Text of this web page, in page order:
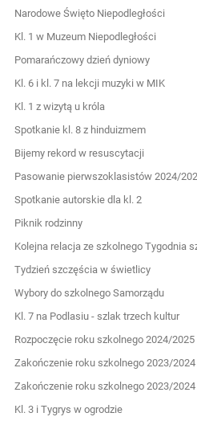
Narodowe Święto Niepodległości
Kl. 1 w Muzeum Niepodległości
Pomarańczowy dzień dyniowy
Kl. 6 i kl. 7 na lekcji muzyki w MIK
Kl. 1 z wizytą u króla
Spotkanie kl. 8 z hinduizmem
Bijemy rekord w resuscytacji
Pasowanie pierwszoklasistów 2024/
Spotkanie autorskie dla kl. 2
Piknik rodzinny
Kolejna relacja ze szkolnego Tygodnia
Tydzień szczęścia w świetlicy
Wybory do szkolnego Samorządu
Kl. 7 na Podlasiu - szlak trzech kultur
Rozpoczęcie roku szkolnego 2024/2025
Zakończenie roku szkolnego 2023/
Zakończenie roku szkolnego 2023/
Kl. 3 i Tygrys w ogrodzie